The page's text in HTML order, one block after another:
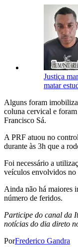
Justiça
matar
Alguns foram
coluna cervical e
Francisco Sá.
A PRF atuou no
durante às 3h que a
Foi necessário a
veículos envolvidos no
Ainda não há maiores
número de feridos.
Participe do canal da
notícias do dia direto
PorFrederico Gandra